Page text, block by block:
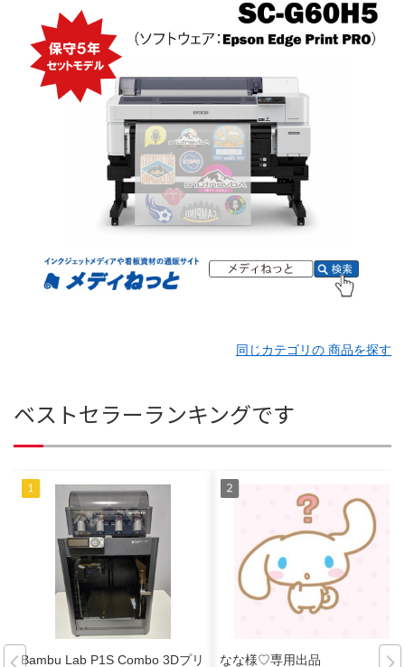
同じカテゴリの 商品を探す
ベストセラーランキングです
Bambu Lab P1S Combo 3Dプリ なな様♡専用出品